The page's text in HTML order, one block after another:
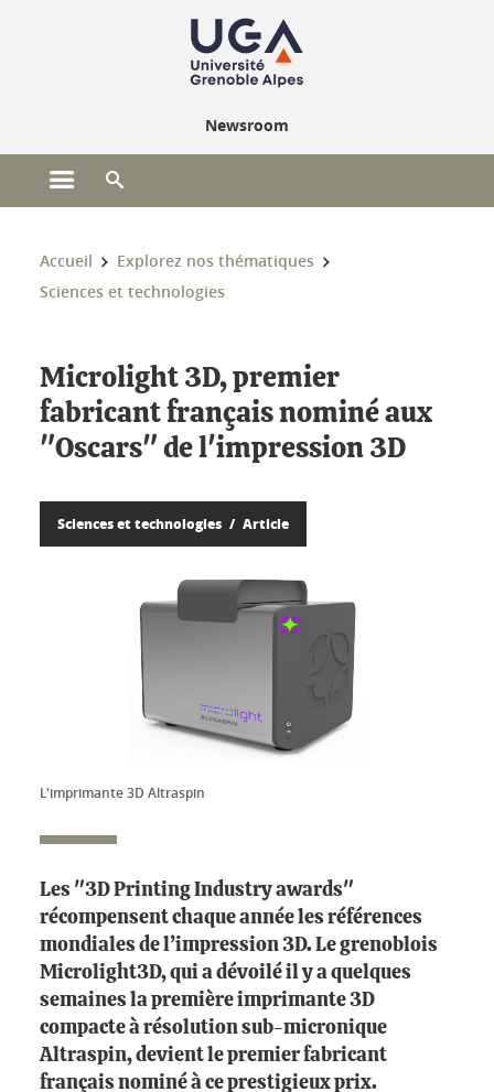
Newsroom
Ouvrir le menu principal
Vous êtes ici :
Accueil
Explorez nos thématiques
Sciences et technologies
Microlight 3D, premier
fabricant français nominé aux
"Oscars" de l'impression 3D
Sciences et technologies Article
L'imprimante 3D Altraspin
Les "3D Printing Industry awards"
récompensent chaque année les références
mondiales de l’impression 3D. Le grenoblois
Microlight3D, qui a dévoilé il y a quelques
semaines la première imprimante 3D
compacte à résolution sub-micronique
Altraspin, devient le premier fabricant
français nominé à ce prestigieux prix.